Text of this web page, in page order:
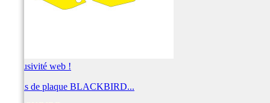
Exclusivité web !
Fonds de plaque BLACKBIRD...